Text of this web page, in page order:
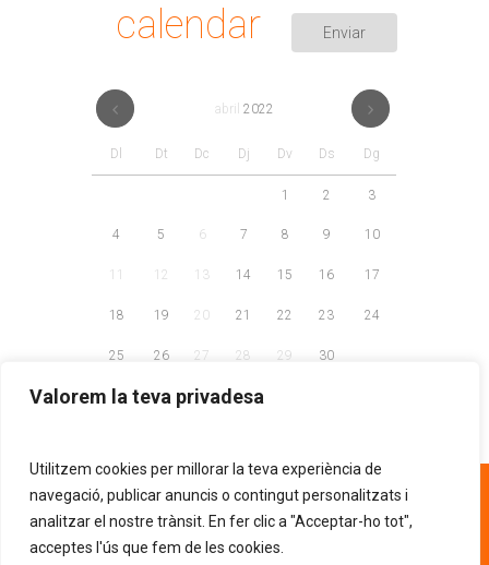
Valorem la teva privadesa
Utilitzem cookies per millorar la teva experiència de
navegació, publicar anuncis o contingut personalitzats i
analitzar el nostre trànsit. En fer clic a "Acceptar-ho tot",
acceptes l'ús que fem de les cookies.
calendar
abril 2022
Dl Dt Dc Dj Dv Ds Dg
1 2 3
4 5 6 7 8 9 10
11 12 13 14 15 16 17
18 19 20 21 22 23 24
25 26 27 28 29 30
93 268 81 30
AVÍS LEGAL POLÍTICA DE PRIVACITAT